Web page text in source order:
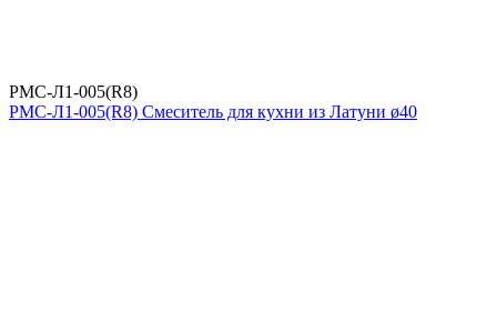
РМС-Л1-005(R8)
РМС-Л1-005(R8) Смеситель для кухни из Латуни ø40